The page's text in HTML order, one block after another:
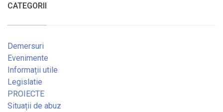
CATEGORII
Demersuri
Evenimente
Informații utile
Legislatie
PROIECTE
Situații de abuz